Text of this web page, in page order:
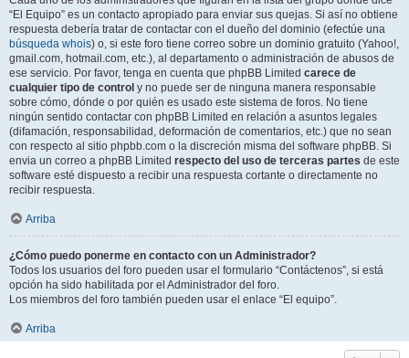
“El Equipo” es un contacto apropiado para enviar sus quejas. Si así no obtiene
respuesta debería tratar de contactar con el dueño del dominio (efectúe una
búsqueda whois) o, si este foro tiene correo sobre un dominio gratuito (Yahoo!,
gmail.com, hotmail.com, etc.), al departamento o administración de abusos de
ese servicio. Por favor, tenga en cuenta que phpBB Limited carece de
cualquier tipo de control y no puede ser de ninguna manera responsable
sobre cómo, dónde o por quién es usado este sistema de foros. No tiene
ningún sentido contactar con phpBB Limited en relación a asuntos legales
(difamación, responsabilidad, deformación de comentarios, etc.) que no sean
con respecto al sitio phpbb.com o la discreción misma del software phpBB. Si
envia un correo a phpBB Limited respecto del uso de terceras partes de este
software esté dispuesto a recibir una respuesta cortante o directamente no
recibir respuesta.
Arriba
¿Cómo puedo ponerme en contacto con un Administrador?
Todos los usuarios del foro pueden usar el formulario “Contáctenos”, si está
opción ha sido habilitada por el Administrador del foro.
Los miembros del foro también pueden usar el enlace “El equipo”.
Arriba